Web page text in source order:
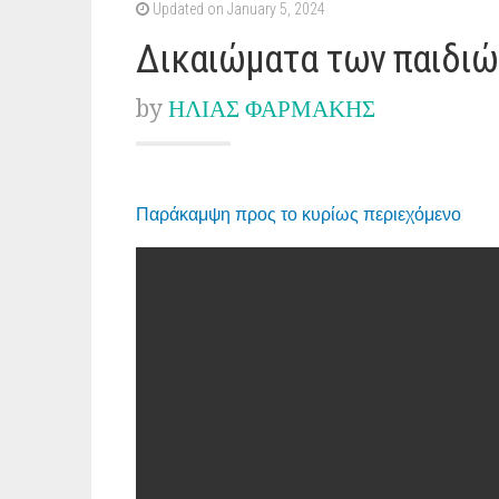
Updated on January 5, 2024
Δικαιώματα των
by ΗΛΙΑΣ ΦΑΡΜΑΚΗΣ